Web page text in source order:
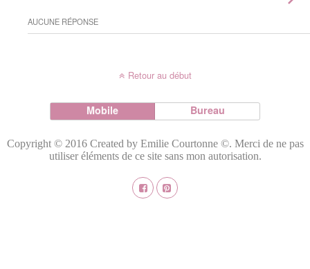
AUCUNE RÉPONSE
Retour au début
Mobile Bureau
Copyright © 2016 Created by Emilie Courtonne ©. Merci de ne pas
utiliser éléments de ce site sans mon autorisation.